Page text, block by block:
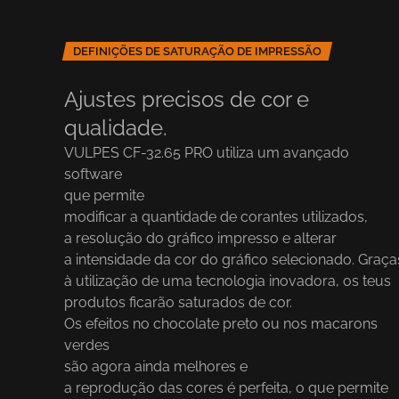
DEFINIÇÕES DE SATURAÇÃO DE IMPRESSÃO
Ajustes precisos de cor e
qualidade.
VULPES CF-32.65 PRO utiliza um avançado
software
que permite
modificar a quantidade de corantes utilizados,
a resolução do gráfico impresso e alterar
a intensidade da cor do gráfico selecionado.
à utilização de uma tecnologia inovadora, os teus
produtos ficarão saturados de cor.
Os efeitos no chocolate preto ou nos macarons
verdes
são agora ainda melhores e
a reprodução das cores é perfeita, o que permite